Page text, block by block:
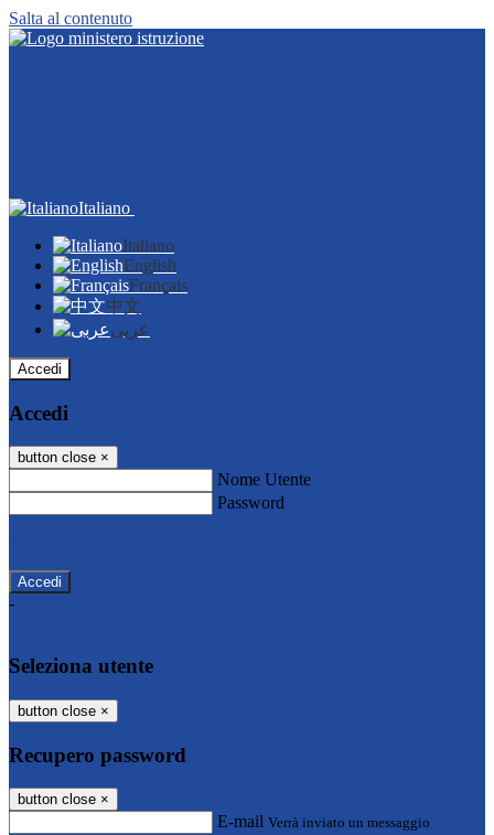
Salta al contenuto
Italiano
Italiano
English
Français
中文
عربى
Accedi
Accedi
button close ×
Nome Utente
Password
-
Seleziona utente
button close ×
Recupero password
button close ×
E-mail Verrà inviato un messaggio